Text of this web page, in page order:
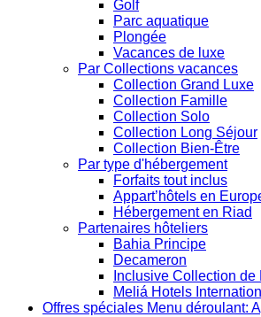
Golf
Parc aquatique
Plongée
Vacances de luxe
Par Collections vacances
Collection Grand Luxe
Collection Famille
Collection Solo
Collection Long Séjour
Collection Bien-Être
Par type d'hébergement
Forfaits tout inclus
Appart’hôtels en
Hébergement en Riad
Partenaires hôteliers
Bahia Principe
Decameron
Inclusive Collection de
Meliá Hotels
Offres spéciales Menu déroulant: